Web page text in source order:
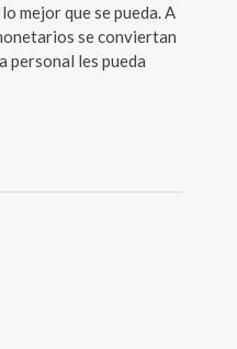
mejor que se pueda. A
se conviertan
personal les pueda